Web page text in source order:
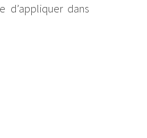
d’appliquer dans